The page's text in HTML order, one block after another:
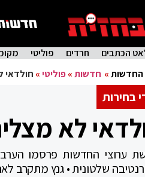
הכתבים חרדים פוליטי
החדשות» חדשות»פוליטי» חולדאי
בחירות
לא
ערוצי החדשות פרסמו הערב
שלטונית • גנץ מתקרב